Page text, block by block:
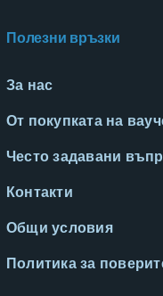
Полезни връзки
За нас
От покупката на
Често задавани
Контакти
Общи условия
Политика за